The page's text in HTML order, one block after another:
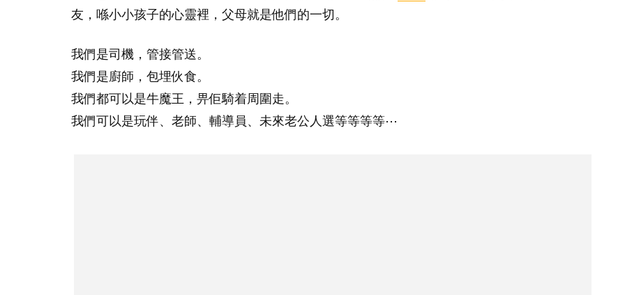
友，喺小小孩子的心靈裡，父母就是他們的一切。
我們是司機，管接管送。
我們是廚師，包埋伙食。
我們都可以是牛魔王，畀佢騎着周圍走。
我們可以是玩伴、老師、輔導員、未來老公人選等等等等⋯